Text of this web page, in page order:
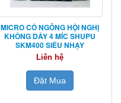
MICRO CỔ NGỖNG HỘI NGHỊ
KHÔNG DÂY 4 MÍC SHUPU
SKM400 SIÊU NHẠY
Liên hệ
Đặt Mua